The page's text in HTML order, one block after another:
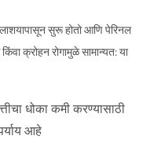
सुरू होतो आणि पेरिनल
क्रोहन रोगामुळे सामान्यत: या
धोका कमी करण्यासाठी
आहे